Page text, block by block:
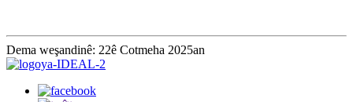
Dema weşandinê: 22ê Cotmeha 2025an